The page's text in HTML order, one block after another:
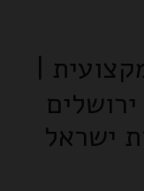
|
ישראל